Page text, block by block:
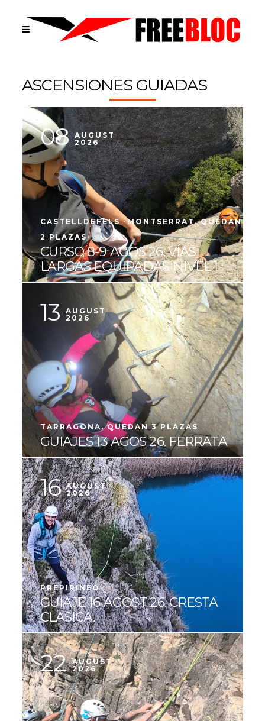
ASCENSIONES GUIADAS
08
AUGUST
2026
CASTELLDEFELS -MONTSERRAT. QUEDAN
2 PLAZAS
CURSO 8-9 AGOS 26. VÍAS
LARGAS EQUIPADAS NIVEL 1
13
AUGUST
2026
TARRAGONA. QUEDAN 3 PLAZAS
GUIAJES 13 AGOS 26. FERRATA
16
AUGUST
2026
PREPIRINEO
GUIAJE 16 AGOST 26. CRESTA
CLASICA.
22
AUGUST
2026